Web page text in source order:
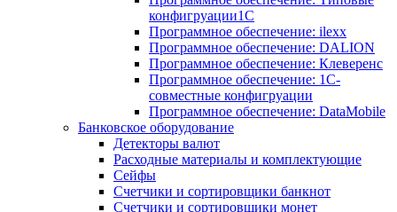
конфигруации1С
Программное обеспечение: ilexx
Программное обеспечение: DALION
Программное обеспечение: Клеверенс
Программное обеспечение: 1С-
совместные конфигруации
Программное обеспечение: DataMobile
Банковское оборудование
Детекторы валют
Расходные материалы и комплектующие
Сейфы
Счетчики и сортировщики банкнот
Счетчики и сортировщики монет